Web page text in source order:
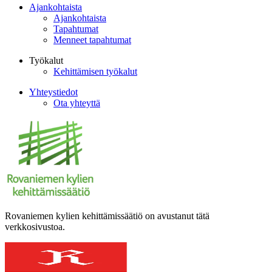
Ajankohtaista
Ajankohtaista
Tapahtumat
Menneet tapahtumat
Työkalut
Kehittämisen työkalut
Yhteystiedot
Ota yhteyttä
Rovaniemen kylien kehittämissäätiö on avustanut tätä
verkkosivustoa.